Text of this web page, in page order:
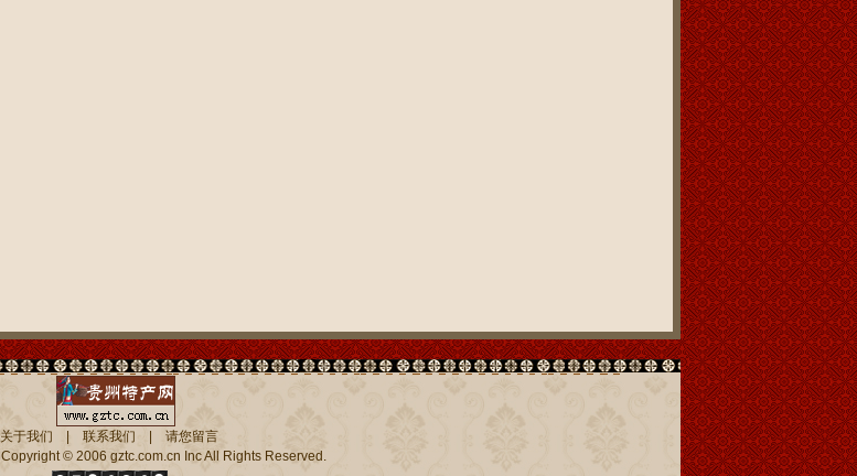
关于我们 联系我们
请您留言
Copyright © 2006 gztc.com.cn Inc All Rights Reserved.